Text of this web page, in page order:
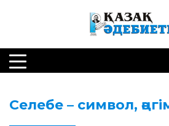
Селебе – символ,